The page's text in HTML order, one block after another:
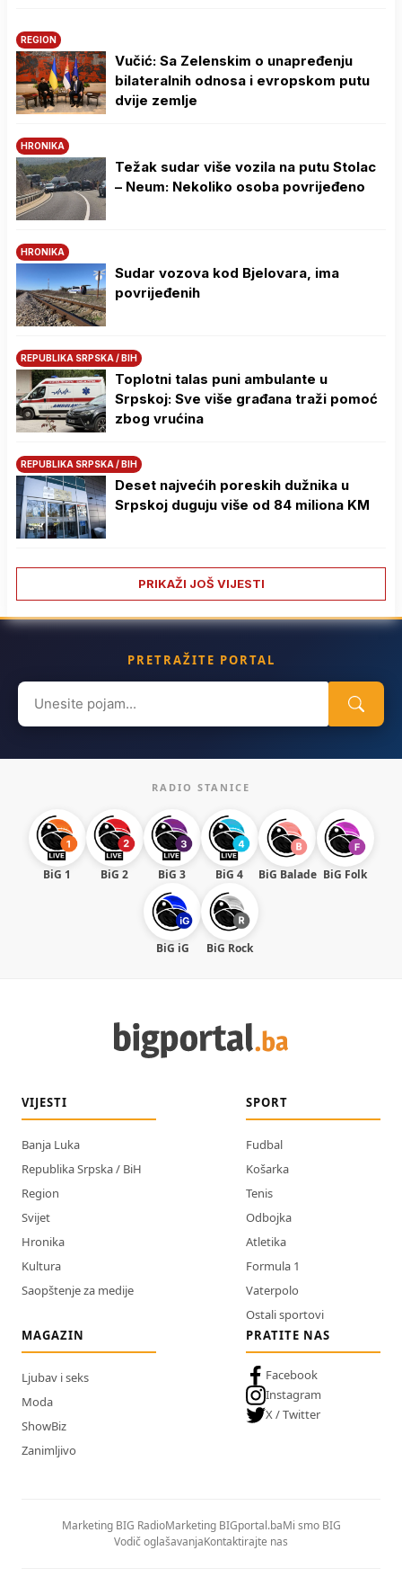
REGION
Vučić: Sa Zelenskim o unapređenju
bilateralnih odnosa i evropskom putu
dvije zemlje
HRONIKA
Težak sudar više vozila na putu Stolac
– Neum: Nekoliko osoba povrijeđeno
HRONIKA
Sudar vozova kod Bjelovara, ima
povrijeđenih
REPUBLIKA SRPSKA / BIH
Toplotni talas puni ambulante u
Srpskoj: Sve više građana traži pomoć
zbog vrućina
REPUBLIKA SRPSKA / BIH
Deset najvećih poreskih dužnika u
Srpskoj duguju više od 84 miliona KM
PRIKAŽI JOŠ VIJESTI
PRETRAŽITE PORTAL
Search
for:
RADIO STANICE
BiG 1 BiG 2 BiG 3 BiG 4 BiG Balade BiG Folk
BiG iG BiG Rock
VIJESTI
Banja Luka
Republika Srpska / BiH
Region
Svijet
Hronika
Kultura
Saopštenje za medije
SPORT
Fudbal
Košarka
Tenis
Odbojka
Atletika
Formula 1
Vaterpolo
Ostali sportovi
MAGAZIN
Ljubav i seks
Moda
ShowBiz
Zanimljivo
PRATITE NAS
Facebook
Instagram
X / Twitter
Marketing BIG RadioMarketing BIGportal.baMi smo BIG
Vodič oglašavanjaKontaktirajte nas